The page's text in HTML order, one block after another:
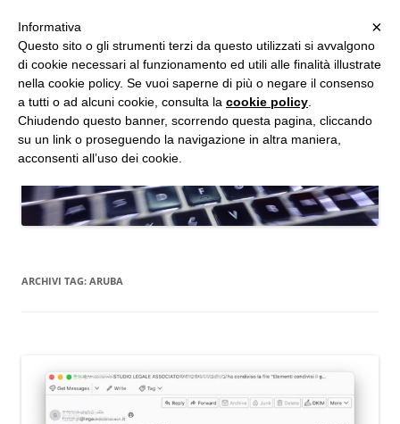
Vai
al
contenuto
Studio d'Informatica Forense
Perizie Informatiche Forensi, CTP e CTU in Processi Civili e Penali
ARCHIVI TAG: ARUBA
MENU ×
Informativa
Questo sito o gli strumenti terzi da questo utilizzati si avvalgono
di cookie necessari al funzionamento ed utili alle finalità illustrate
nella cookie policy. Se vuoi saperne di più o negare il consenso
a tutti o ad alcuni cookie, consulta la cookie policy
Chiudendo questo banner, scorrendo questa pagina, cliccando
su un link o proseguendo la navigazione in altra maniera,
acconsenti all’uso dei cookie.